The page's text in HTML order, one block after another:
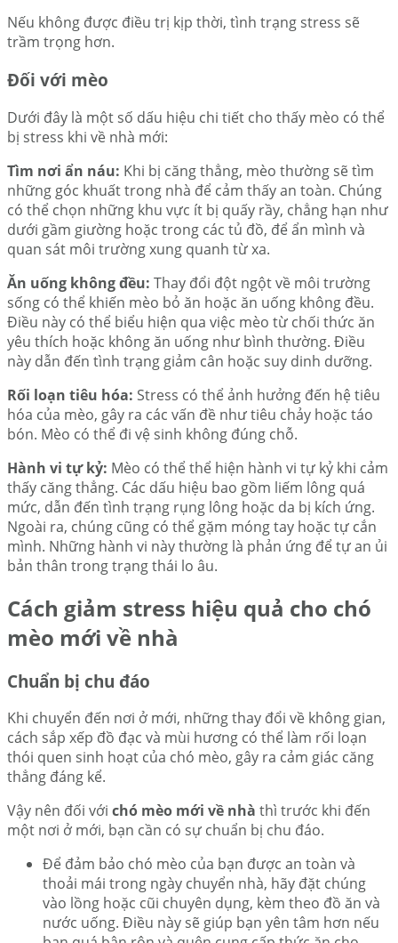
Nếu không được điều trị kịp thời, tình trạng stress sẽ
trầm trọng hơn.
Đối với mèo
Dưới đây là một số dấu hiệu chi tiết cho thấy mèo có thể
bị stress khi về nhà mới:
Tìm nơi ẩn náu: Khi bị căng thẳng, mèo thường sẽ tìm
những góc khuất trong nhà để cảm thấy an toàn. Chúng
có thể chọn những khu vực ít bị quấy rầy, chẳng hạn như
dưới gầm giường hoặc trong các tủ đồ, để ẩn mình và
quan sát môi trường xung quanh từ xa.
Ăn uống không đều: Thay đổi đột ngột về môi trường
sống có thể khiến mèo bỏ ăn hoặc ăn uống không đều.
Điều này có thể biểu hiện qua việc mèo từ chối thức ăn
yêu thích hoặc không ăn uống như bình thường. Điều
này dẫn đến tình trạng giảm cân hoặc suy dinh dưỡng.
Rối loạn tiêu hóa: Stress có thể ảnh hưởng đến hệ tiêu
hóa của mèo, gây ra các vấn đề như tiêu chảy hoặc táo
bón. Mèo có thể đi vệ sinh không đúng chỗ.
Hành vi tự kỷ: Mèo có thể thể hiện hành vi tự kỷ khi cảm
thấy căng thẳng. Các dấu hiệu bao gồm liếm lông quá
mức, dẫn đến tình trạng rụng lông hoặc da bị kích ứng.
Ngoài ra, chúng cũng có thể gặm móng tay hoặc tự cắn
mình. Những hành vi này thường là phản ứng để tự an ủi
bản thân trong trạng thái lo âu.
Cách giảm stress hiệu quả cho chó
mèo mới về nhà
Chuẩn bị chu đáo
Khi chuyển đến nơi ở mới, những thay đổi về không gian,
cách sắp xếp đồ đạc và mùi hương có thể làm rối loạn
thói quen sinh hoạt của chó mèo, gây ra cảm giác căng
thẳng đáng kể.
Vậy nên đối với chó mèo mới về nhà thì trước khi đến
một nơi ở mới, bạn cần có sự chuẩn bị chu đáo.
Để đảm bảo chó mèo của bạn được an toàn và
thoải mái trong ngày chuyển nhà, hãy đặt chúng
vào lồng hoặc cũi chuyên dụng, kèm theo đồ ăn và
nước uống. Điều này sẽ giúp bạn yên tâm hơn nếu